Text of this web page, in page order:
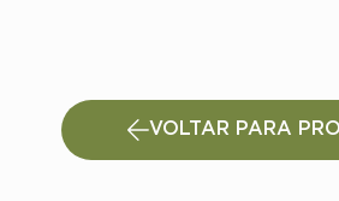
VOLTAR PARA